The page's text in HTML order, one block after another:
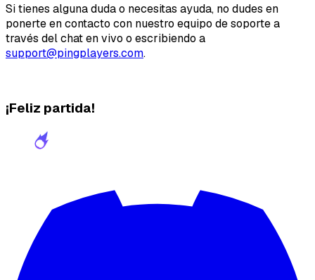
Si tienes alguna duda o necesitas ayuda, no dudes en
ponerte en contacto con nuestro equipo de soporte a
través del chat en vivo o escribiendo a
support@pingplayers.com.
¡Feliz partida!